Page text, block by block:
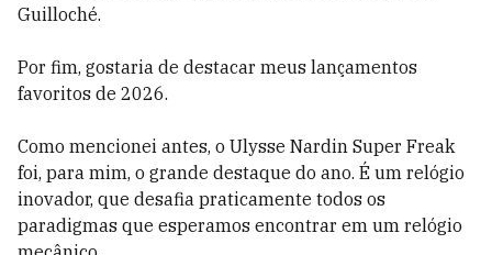
Guilloché.
Por fim, gostaria de destacar meus lançamentos
favoritos de 2026.
Como mencionei antes, o Ulysse Nardin Super Freak
foi, para mim, o grande destaque do ano. É um relógio
inovador, que desafia praticamente todos os
paradigmas que esperamos encontrar em um relógio